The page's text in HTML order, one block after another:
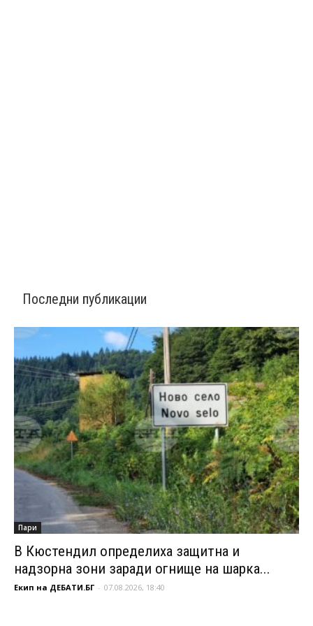
Последни публикации
Пари
В Кюстендил определиха защитна и
надзорна зони заради огнище на шарка...
Екип на ДЕБАТИ.БГ - 07.08.2026, 18:40